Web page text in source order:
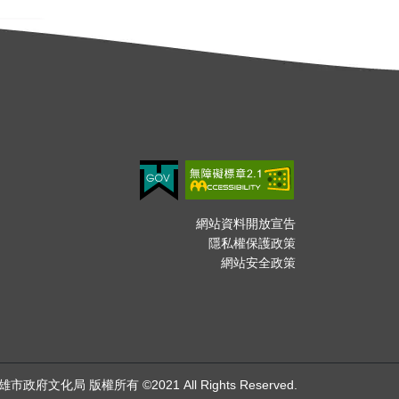
網站資料開放宣告
隱私權保護政策
網站安全政策
市政府文化局 版權所有 ©2021 All Rights Reserved.